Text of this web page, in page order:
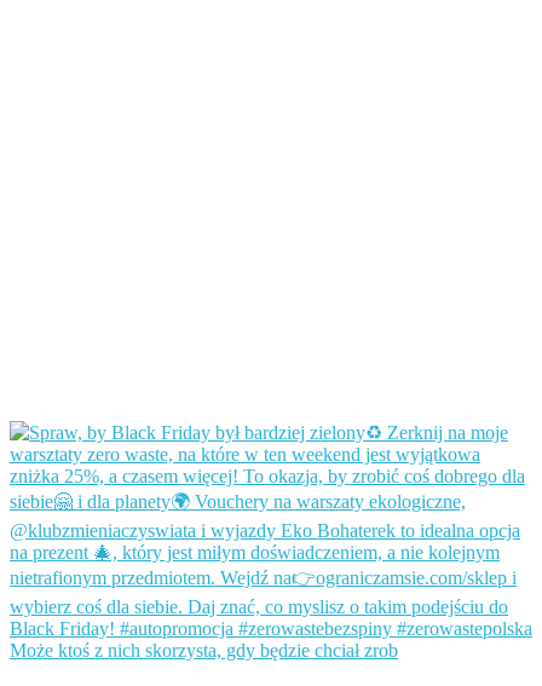
Może ktoś z nich skorzysta, gdy będzie chciał zrob